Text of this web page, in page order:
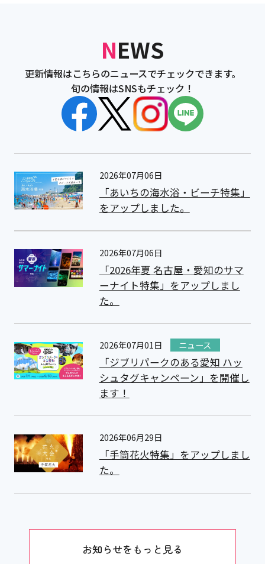
NEWS
更新情報はこちらのニュースでチェックできます。
旬の情報はSNSもチェック！
2026年07月06日
「あいちの海水浴・ビーチ特集」
をアップしました。
2026年07月06日
「2026年夏 名古屋・愛知のサマ
ーナイト特集」をアップしまし
た。
2026年07月01日 ニュース
「ジブリパークのある愛知 ハッ
シュタグキャンペーン」を開催し
ます！
2026年06月29日
「手筒花火特集」をアップしまし
た。
お知らせをもっと見る